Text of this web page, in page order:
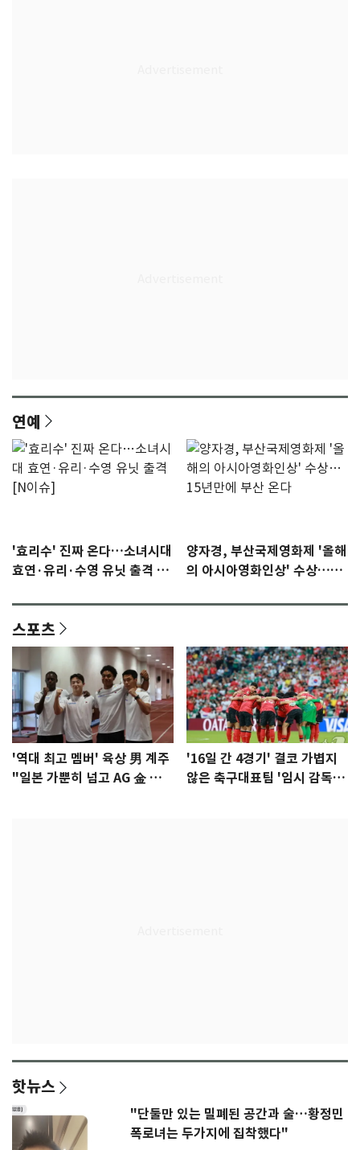
연예
'효리수' 진짜 온다…소녀시대
효연·유리·수영 유닛 출격 [N
양자경, 부산국제영화제 '올해
의 아시아영화인상' 수상…15
스포츠
'역대 최고 멤버' 육상 男 계주
"일본 가뿐히 넘고 AG 金 따겠
'16일 간 4경기' 결코 가볍지
않은 축구대표팀 '임시 감독'
핫뉴스
"단둘만 있는 밀폐된 공간과 술…황정민
폭로녀는 두가지에 집착했다"